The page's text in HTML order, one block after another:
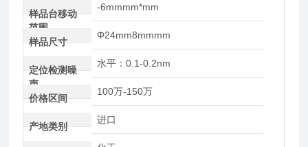
样品台移动
范围
-6mmmm*mm
样品尺寸
Φ24mm8mmmm
定位检测噪
声
水平：0.1-0.2nm
价格区间
100万-150万
产地类别
进口